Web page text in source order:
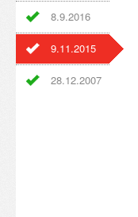
8.9.2016
9.11.2015
28.12.2007